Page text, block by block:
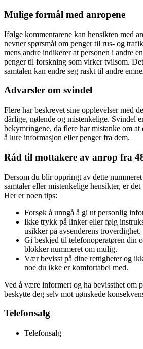
Mulige formål med anropene
Ifølge kommentarene kan hensikten med
nevner spørsmål om penger til rus- og
mens andre indikerer at personen i andre
penger til forskning som virker tvilsom.
samtalen kan endre seg raskt til andre
Advarsler om svindel
Flere har beskrevet sine opplevelser med
dårlige, nølende og mistenkelige. Svindel
bekymringene, da flere har mistanke om
å lure informasjon eller penger fra dem.
Råd til mottakere av anrop fra
Dersom du blir oppringt av dette
samtaler eller mistenkelige hensikter, er
Her er noen tips:
Forsøk å unngå å gi ut personlig
Ikke trykk på linker eller følg
usikker på avsenderens troverdighet.
Gi beskjed til telefonoperatøren din
blokker nummeret om mulig.
Vær bevisst på dine rettigheter og
noe du ikke er komfortabel med.
Ved å være informert og ha bevissthet om
beskytte deg selv mot uønskede
Telefonsalg
Telefonsalg